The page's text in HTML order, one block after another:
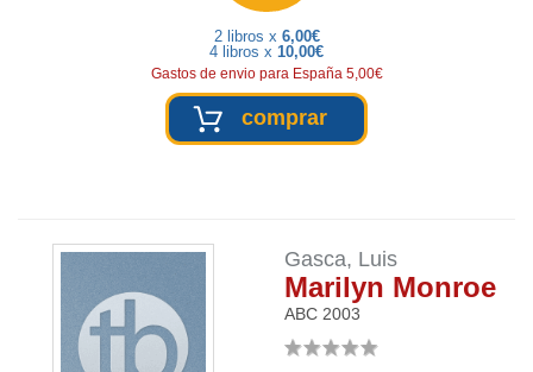
2 libros x 6,00€
4 libros x 10,00€
Gastos de envio para España 5,00€
comprar
Gasca, Luis
Marilyn Monroe
ABC 2003